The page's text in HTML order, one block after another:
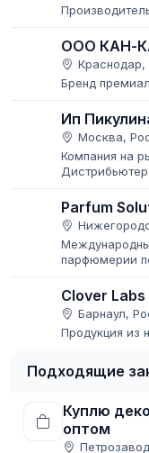
ООО КАН-
Краснодар,
Бренд
Ип
Москва,
Компания на
бренда Ariul
Parfum
парфюмерии
успешных
Clover Labs
Барнаул,
Продукция из
Подходящие
Куплю
оптом